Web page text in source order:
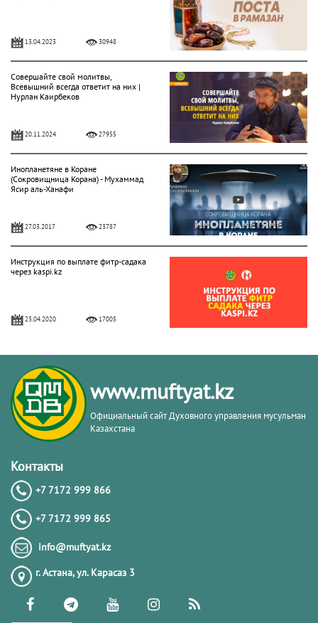
13.04.2023 30948
Совершайте свой молитвы,
Всевышний всегда ответит на них |
Нурлан Каирбеков
20.11.2024 27955
Инопланетяне в Коране
(Сокровищница Корана) - Мухаммад
Ясир аль-Ханафи
27.03.2017 23787
Инструкция по выплате фитр-садака
через kaspi.kz
23.04.2020 17005
Скрытая камера. "Гадалка". 1-часть.
Асыл арна
18.09.2014 16165
02.07.2021
Красивый азан в мечети Хазрет
Султан
30.07.2015 12145
www.muftyat.kz
Официальный сайт Духовного управления мусульман
Казахстана
Контакты
+7 7172 999 866
+7 7172 999 865
info@muftyat.kz
г. Астана, ул. Карасаз 3